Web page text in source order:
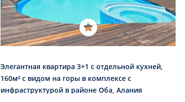
Элегантная квартира 3+1 с отдельной кухней,
160м² с видом на горы в комплексе с
инфраструктурой в районе Оба, Алания